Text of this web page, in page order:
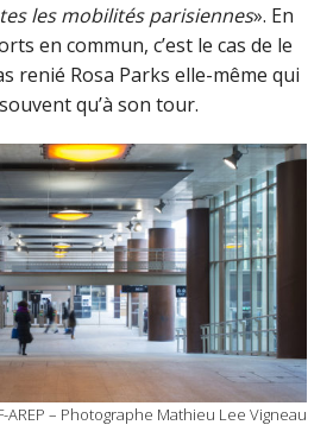
les mobilités parisiennes». En
en commun, c’est le cas de le
renié Rosa Parks elle-même qui
qu’à son tour.
AREP – Photographe Mathieu Lee Vigneau